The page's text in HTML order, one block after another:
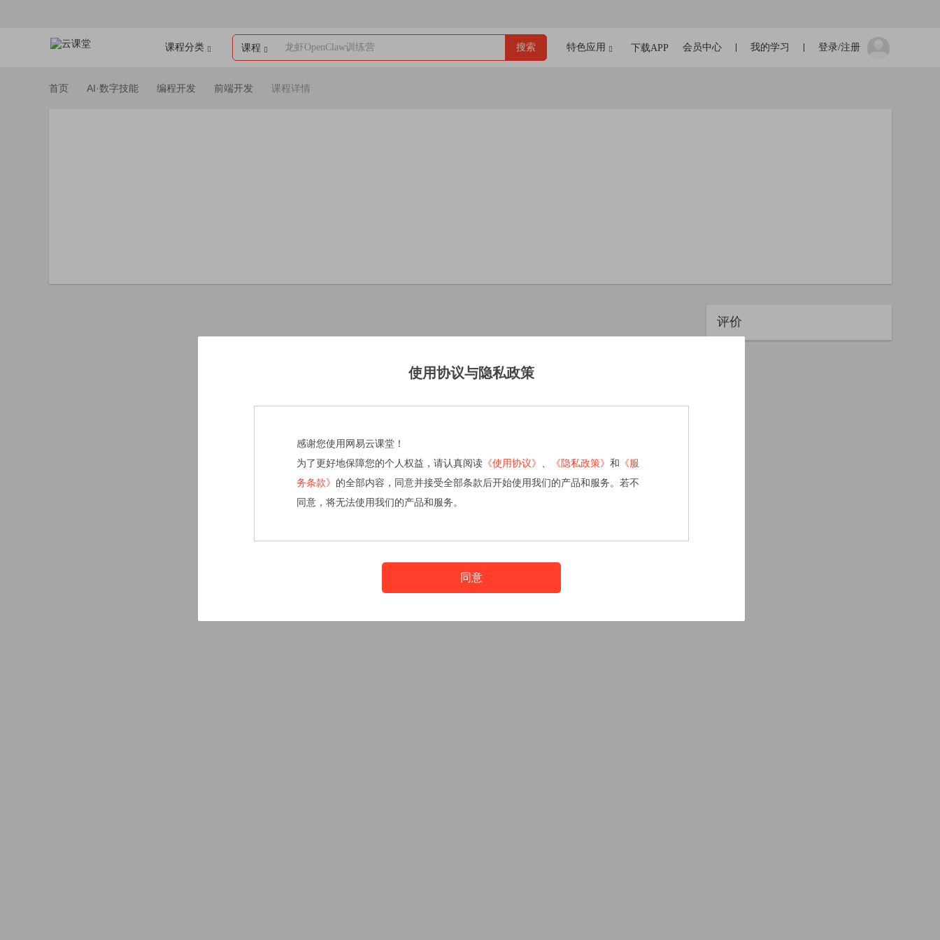
课程分类 课程 龙虾OpenClaw训练营 搜索 特色应用 下载APP 登录/注册
我的学习
会员中心
首页 AI·数字技能 编程开发 前端开发 课程详情
评价
使用协议与隐私政策
感谢您使用网易云课堂！
为了更好地保障您的个人权益，请认真阅读 《使用协议》 《隐私政策》 和 《服
务条款》 的全部内容，同意并接受全部条款后开始使用我们的产品和服务。若不
同意，将无法使用我们的产品和服务。
同意